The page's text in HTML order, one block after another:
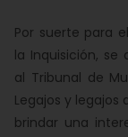
Por suerte para
la Inquisición, se
al Tribunal de
Legajos y legajos
brindar una